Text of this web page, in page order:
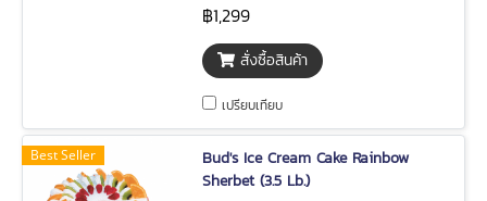
฿1,299
สั่งซื้อสินค้า
เปรียบเทียบ
Best Seller
Bud's Ice Cream Cake Rainbow
Sherbet (3.5 Lb.)